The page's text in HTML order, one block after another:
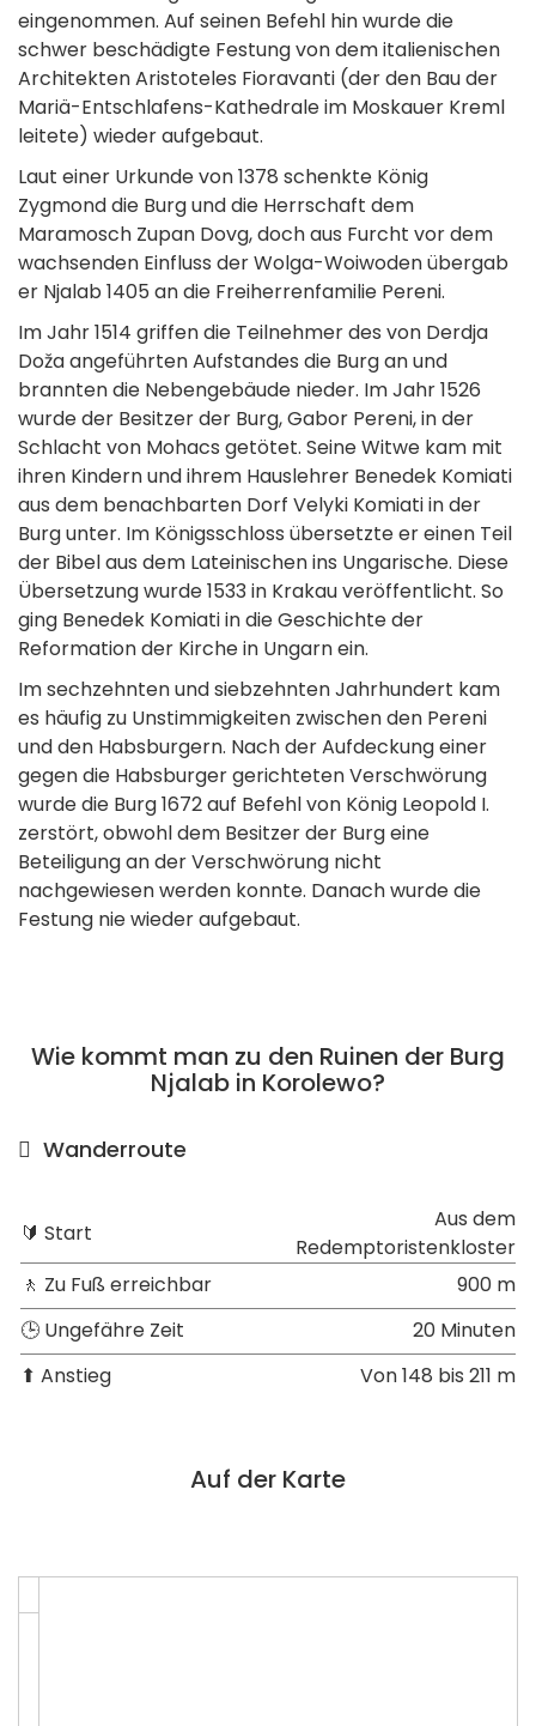
eingenommen. Auf seinen Befehl hin wurde die
schwer beschädigte Festung von dem italienischen
Architekten Aristoteles Fioravanti (der den Bau der
Mariä-Entschlafens-Kathedrale im Moskauer Kreml
leitete) wieder aufgebaut.
Laut einer Urkunde von 1378 schenkte König
Zygmond die Burg und die Herrschaft dem
Maramosch Zupan Dovg, doch aus Furcht vor dem
wachsenden Einfluss der Wolga-Woiwoden übergab
er Njalab 1405 an die Freiherrenfamilie Pereni.
Im Jahr 1514 griffen die Teilnehmer des von Derdja
Doža angeführten Aufstandes die Burg an und
brannten die Nebengebäude nieder. Im Jahr 1526
wurde der Besitzer der Burg, Gabor Pereni, in der
Schlacht von Mohacs getötet. Seine Witwe kam mit
ihren Kindern und ihrem Hauslehrer Benedek Komiati
aus dem benachbarten Dorf Velyki Komiati in der
Burg unter. Im Königsschloss übersetzte er einen Teil
der Bibel aus dem Lateinischen ins Ungarische. Diese
Übersetzung wurde 1533 in Krakau veröffentlicht. So
ging Benedek Komiati in die Geschichte der
Reformation der Kirche in Ungarn ein.
Im sechzehnten und siebzehnten Jahrhundert kam
es häufig zu Unstimmigkeiten zwischen den Pereni
und den Habsburgern. Nach der Aufdeckung einer
gegen die Habsburger gerichteten Verschwörung
wurde die Burg 1672 auf Befehl von König Leopold I.
zerstört, obwohl dem Besitzer der Burg eine
Beteiligung an der Verschwörung nicht
nachgewiesen werden konnte. Danach wurde die
Festung nie wieder aufgebaut.
Wie kommt man zu den Ruinen der Burg
Njalab in Korolewo?
Wanderroute
🔰 Start
Aus dem
Redemptoristenkloster
🚶 Zu Fuß erreichbar
900 m
🕒 Ungefähre Zeit
20 Minuten
⬆ Anstieg
Von 148 bis 211 m
Auf der Karte